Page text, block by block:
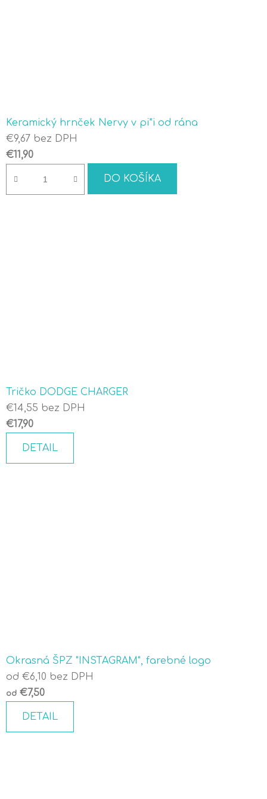
Keramický hrnček Nervy v pi*i od rána
€9,67 bez DPH
€11,90
DO KOŠÍKA
Tričko DODGE CHARGER
€14,55 bez DPH
€17,90
DETAIL
Okrasná ŠPZ "INSTAGRAM", farebné logo
od €6,10 bez DPH
od €7,50
DETAIL